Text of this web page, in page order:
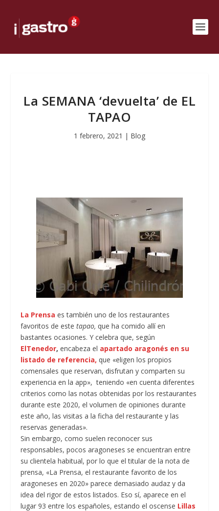
La SEMANA ‘devuelta’ de EL
TAPAO
1 febrero, 2021 | Blog
La Prensa es también uno de los restaurantes
favoritos de estetapao,que ha comido allí en
bastantes ocasiones. Y celebra que, según
ElTenedor,encabeza el apartado aragonés en su
listado de referencia, que «eligen los propios
comensales que reservan, disfrutan y comparten su
experiencia en la app», teniendo «en cuenta diferentes
criterios como las notas obtenidas por los restaurantes
durante este 2020, el volumen de opiniones durante
este año, las visitas a la ficha del restaurante y las
reservas generadas».
Sin embargo, como suelen reconocer sus
responsables, pocos aragoneses se encuentran entre
su clientela habitual, por lo que el titular de la nota de
prensa, «La Prensa, el restaurante favorito de los
aragoneses en 2020» parece demasiado audaz y da
idea del rigor de estos listados. Eso sí, aparece en el
lugar 93 entre los españoles, estando el oscense Lillas